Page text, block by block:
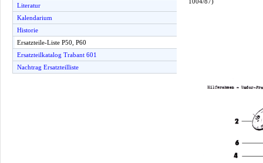
Literatur
Kalendarium
Historie
Ersatzteile-Liste P50, P60
Ersatzteilkatalog Trabant 601
Nachtrag Ersatzteilliste